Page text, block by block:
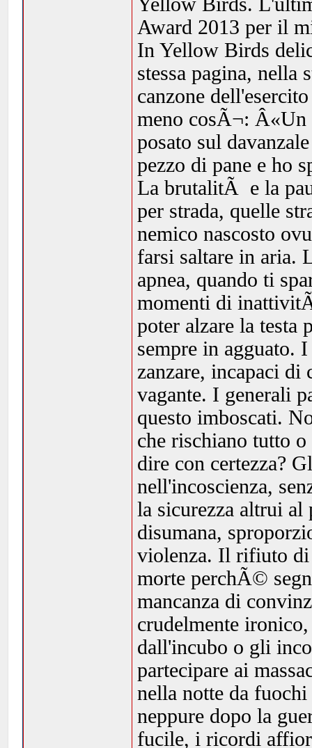
Award 2013 per il
In Yellow Birds
stessa pagina, nella
canzone
meno cosÃ¬:
posato sul
pezzo di pane e ho
La brutalitÃ e la
per strada, quelle
nemico nascosto
farsi saltare in aria.
apnea, quando ti
momenti di
poter alzare la testa
sempre in agguato.
zanzare, incapaci
vagante. I generali
questo imboscati.
che rischiano tutto
dire con certezza?
nell'incoscienza,
la sicurezza altrui al
disumana,
violenza. Il rifiuto di
morte perchÃ©
mancanza di
crudelmente
dall'incubo o gli
partecipare ai
nella notte da
neppure dopo la
fucile, i ricordi